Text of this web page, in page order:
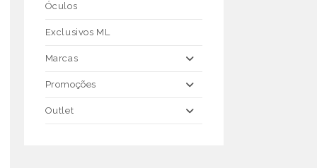
Óculos
Exclusivos ML
Marcas
Promoções
Outlet